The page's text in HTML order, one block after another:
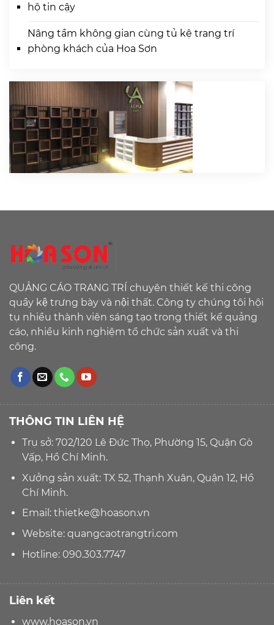
hộ tin cậy
Nâng tầm không gian cùng tủ kệ trang trí
phòng khách của Hoa Sơn
QUẢNG CÁO TRANG TRÍ chuyên thiết kế thi công
quầy kệ trưng bày và nội thất. Công ty chúng tôi hội
tụ nhiều thành viên sáng tạo trong thiết kế quảng
cáo, nhiều kinh nghiệm tổ chức sản xuất và thi
công.
THÔNG TIN LIÊN HỆ
Trụ sở: 702/120 Lê Đức Thọ, Phường 15, Quận Gò
Vấp, Hồ Chí Minh.
Xưởng sản xuất: TX 52, Thạnh Xuân, Quận 12, Hồ
Chí Minh.
Email: thietke@hoason.vn
Website:quangcaotrangtri.com
Hotline: 090.303.7747
Liên kết
www.hoason.vn